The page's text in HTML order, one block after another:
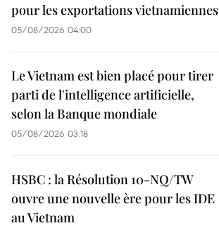
pour les exportations vietnamiennes
05/08/2026 04:00
Le Vietnam est bien placé pour tirer
parti de l'intelligence artificielle,
selon la Banque mondiale
05/08/2026 03:18
HSBC : la Résolution 10-NQ/TW
ouvre une nouvelle ère pour les IDE
au Vietnam